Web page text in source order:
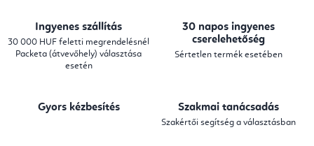
Ingyenes szállítás
30 000 HUF feletti megrendelésnél
Packeta (átvevőhely) választása
esetén
30 napos ingyenes
cserelehetőség
Sértetlen termék esetében
Gyors kézbesítés Szakmai tanácsadás
Szakértői segítség a választásban